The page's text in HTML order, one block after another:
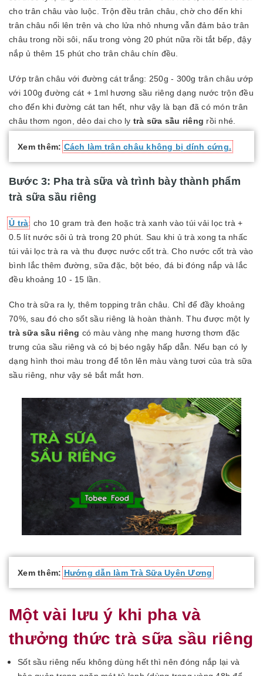
cho trân châu vào luộc. Trộn đều trân châu, chờ cho đến khi
trân châu nổi lên trên và cho lửa nhỏ nhưng vẫn đảm bảo trân
châu trong nồi sôi, nấu trong vòng 20 phút nữa rồi tắt bếp, đậy
nắp ủ thêm 15 phút cho trân châu chín đều.
Ướp trân châu với đường cát trắng: 250g - 300g trân châu ướp
với 100g đường cát + 1ml hương sầu riêng dạng nước trộn đều
cho đến khi đường cát tan hết, như vậy là bạn đã có món trân
châu thơm ngon, dẻo dai cho ly trà sữa sầu riêng rồi nhé.
Xem thêm: Cách làm trân châu không bị dính cứng.
Bước 3: Pha trà sữa và trình bày thành phẩm
trà sữa sầu riêng
Ủ trà: cho 10 gram trà đen hoặc trà xanh vào túi vải lọc trà +
0.5 lít nước sôi ủ trà trong 20 phút. Sau khi ủ trà xong ta nhấc
túi vải lọc trà ra và thu được nước cốt trà. Cho nước cốt trà vào
bình lắc thêm đường, sữa đặc, bột béo, đá bi đóng nắp và lắc
đều khoảng 10 - 15 lần.
Cho trà sữa ra ly, thêm topping trân châu. Chỉ để đầy khoảng
70%, sau đó cho sốt sầu riêng là hoàn thành. Thu được một ly
trà sữa sầu riêng có màu vàng nhẹ mang hương thơm đặc
trưng của sầu riêng và có bị béo ngậy hấp dẫn. Nếu bạn có ly
dạng hình thoi màu trong để tôn lên màu vàng tươi của trà sữa
sầu riêng, như vậy sẻ bắt mắt hơn.
Xem thêm:Hướng dẫn làm Trà Sữa Uyên Ương
Một vài lưu ý khi pha và
thưởng thức trà sữa sầu riêng
Sốt sầu riêng nếu không dùng hết thì nên đóng nắp lại và